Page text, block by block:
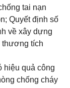
tai nạn
Quyết định số
về xây dựng
thương tích
hiệu quả công
chống cháy